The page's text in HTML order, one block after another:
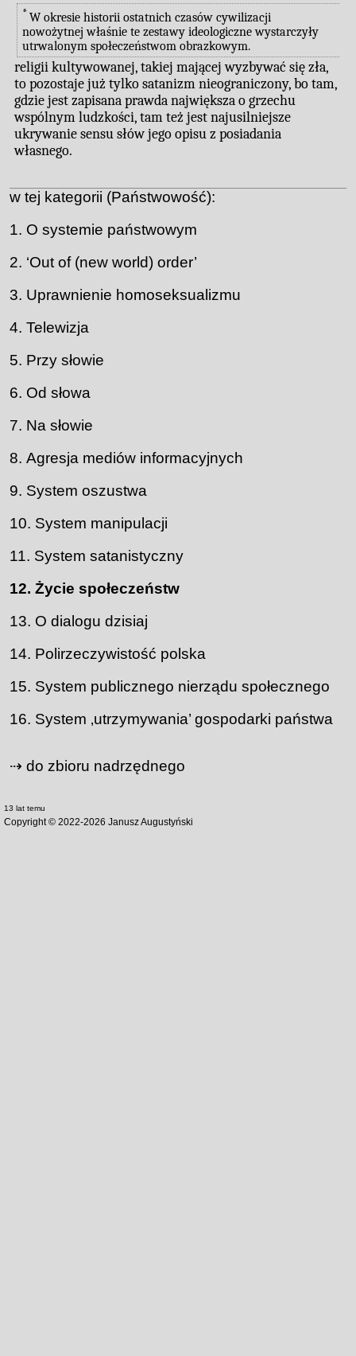
*W okresie historii ostatnich czasów cywilizacji
nowożytnej właśnie te zestawy ideologiczne wystarczyły
utrwalonym społeczeństwom obrazkowym.
religii kultywowanej, takiej mającej wyzbywać się zła,
to pozostaje już tylko satanizm nieograniczony, bo tam,
gdzie jest zapisana prawda największa o grzechu
wspólnym ludzkości, tam też jest najusilniejsze
ukrywanie sensu słów jego opisu z posiadania
własnego.
w tej kategorii (Państwowość):
O systemie państwowym
‘Out of (new world) order’
Uprawnienie homoseksualizmu
Telewizja
Przy słowie
Od słowa
Na słowie
Agresja mediów informacyjnych
System oszustwa
System manipulacji
System satanistyczny
Życie społeczeństw
O dialogu dzisiaj
Polirzeczywistość polska
System publicznego nierządu społecznego
System ‚utrzymywania’ gospodarki państwa
⇢ do zbioru nadrzędnego
13 lat temu
Copyright © 2022-2026 Janusz Augustyński